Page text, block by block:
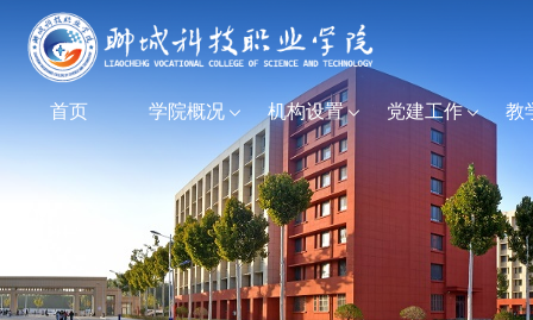
首页 学院概况 机构设置 党建工作 教